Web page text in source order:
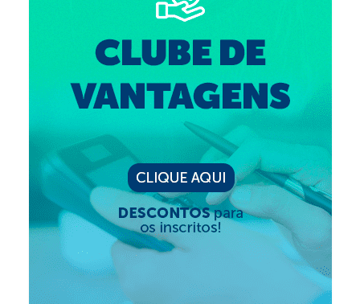
Desagravo Público
Censura Pública
Suspensão do Exercício Profissional
Para Você
Procedimento para registro
Clube de Vantagens
Valores dos serviços